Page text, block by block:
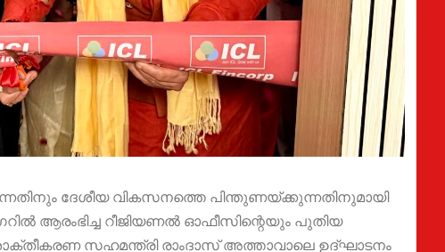
ദേശീയ വികസനത്തെ പിന്തുണയ്ക്കുന്നതിനുമായി
ആരംഭിച്ച റീജിയണൽ ഓഫീസിന്റെയും പുതിയ
സഹമന്ത്രി രാംദാസ് അത്താവാലെ ഉദ്ഘാടനം